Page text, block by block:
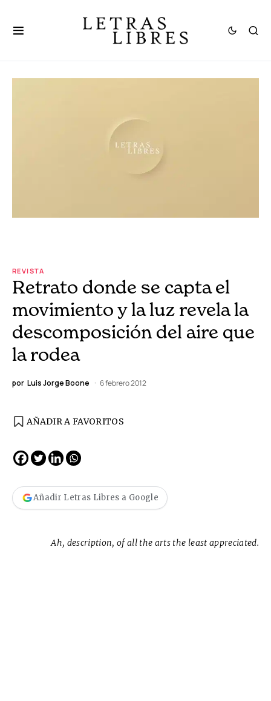
REVISTA
Retrato donde se capta el
movimiento y la luz revela la
descomposición del aire que
la rodea
por Luis Jorge Boone 6 febrero 2012
AÑADIR A FAVORITOS
Añadir Letras Libres a Google
Ah, description, of all the arts the least appreciated.